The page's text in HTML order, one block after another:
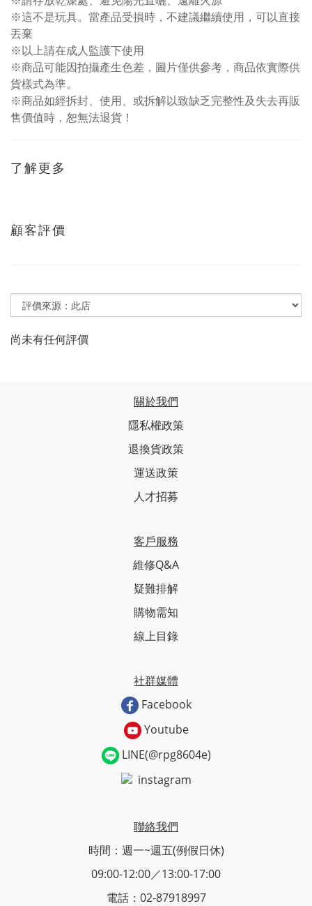
※這不是玩具。當產品受損時，不建議繼續使用，可以直接
丟棄
※以上請在成人監護下使用
※商品可能因拍攝產生色差，圖片僅供參考，商品依實際供
貨樣式為準。
※商品如經拆封、使用、或拆解以致缺乏完整性及失去再販
售價值時，恕無法退貨！
了解更多
顧客評價
尚未有任何評價
關於我們
隱私權政策
退換貨政策
運送政策
人才招募
客戶服務
維修Q&A
疑難排解
購物需知
線上目錄
社群媒體
Facebook
Youtube
LINE(@rpg8604e)
instagram
聯絡我們
時間：週一~週五(例假日休)
09:00-12:00／13:00-17:00
電話：02-87918997